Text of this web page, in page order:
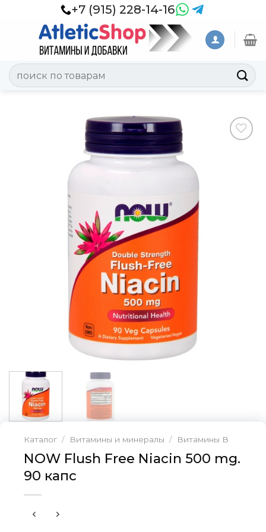
+7 (915) 228-14-16
Искать:
Каталог / Витамины и минералы / Витамины В
NOW Flush Free Niacin 500 mg.
90 капс